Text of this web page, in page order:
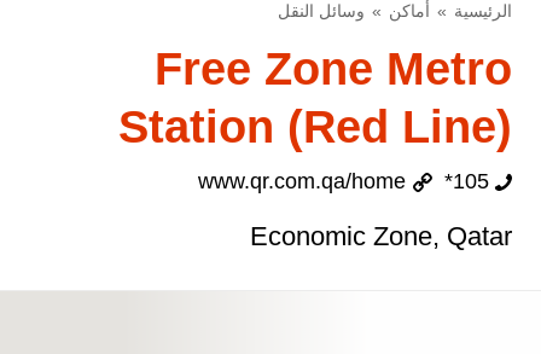
الرئيسية أماكن وسائل النقل
Free Zone Metro
Station (Red Line)
105*
www.qr.com.qa/home
Economic Zone, Qatar